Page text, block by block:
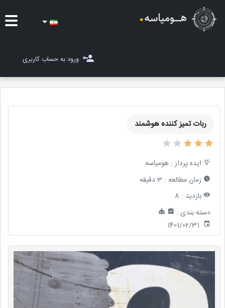
مجله هومیاسه
ورود به حساب کاربری
ربات تمیز کننده هوشمند
ایده پرداز :هومیاسه
زمان مطالعه : 3 دقیقه
بازدید : 8
دسته بندی :
1401/02/31